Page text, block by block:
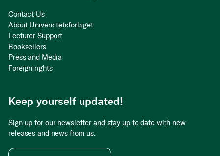
Contact Us
About Universitetsforlaget
Lecturer Support
Booksellers
Press and Media
Foreign rights
Keep yourself updated!
Sign up for our newsletter and stay up to date with new
releases and news from us.